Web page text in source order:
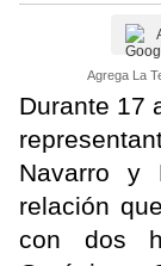
Agrega La
Durante 17
Navarro y
relación
con dos